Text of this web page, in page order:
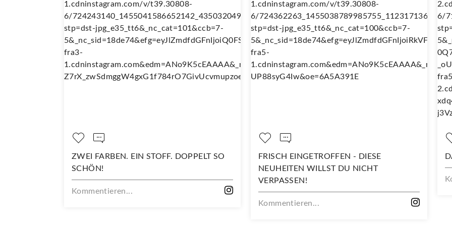
ZWEI FARBEN. EIN STOFF. DOPPELT SO
Kommentieren...
FRISCH EINGETROFFEN - DIESE
NEUHEITEN WILLST DU NICHT
VERPASSEN!
Kommentieren...
DARAUF SIND
Kommentieren...